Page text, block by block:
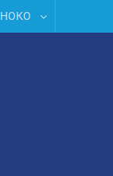
НОКО